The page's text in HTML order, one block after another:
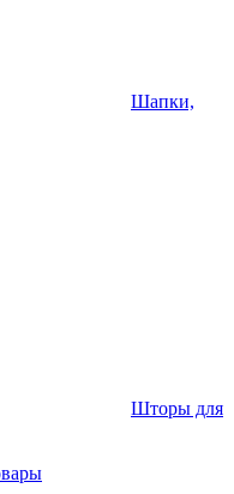
Шапки,
Шторы для